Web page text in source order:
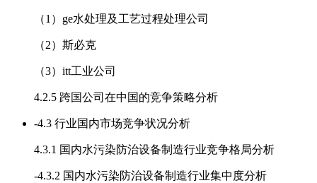
（1）ge水处理及工艺过程处理公司
（2）斯必克
（3）itt工业公司
4.2.5 跨国公司在中国的竞争策略分析
-4.3 行业国内市场竞争状况分析
4.3.1 国内水污染防治设备制造行业竞争格局分析
-4.3.2 国内水污染防治设备制造行业集中度分析